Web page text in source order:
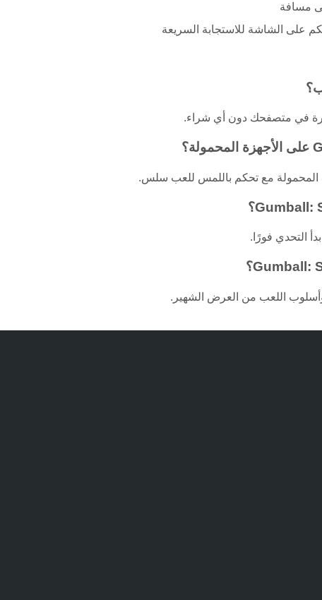
على الشاشة للاستجابة السريعة
المحمولة مع تحكم باللمس للعب سلس.
التحدي فورًا.